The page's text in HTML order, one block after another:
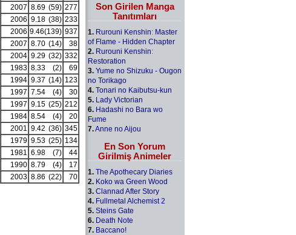
2007 8.69 (59) 277
2006 9.18 (38) 233
2006 9.46(139) 937
2007 8.70 (14)
38
2004 9.29 (32) 332
1983 8.33 (2)
69
1994 9.37 (14) 123
1997 7.54 (4)
30
1997 9.15 (25) 212
1984 8.54 (4)
20
2001 9.42 (36) 345
1979 9.53 (25) 134
1981 6.98 (7)
44
1990 8.79 (4)
17
2003 8.86 (22) 70
Son Girilen Manga
Tanıtımları
1. Rurouni Kenshin: Master
of Flame - Hidden Chapter
2. Rurouni Kenshin:
Restoration
3. Yume no Shizuku - Ougon
no Torikago
4. Tonari no Kaibutsu-kun
5. Lady Victorian
6. Hadashi no Bara wo
Fume
7.Anne no Aijou
En Son Yorum
Girilmiş Animeler
1. The Apothecary Diaries
2. Koko wa Green Wood
3. Clannad After Story
4. Fullmetal Alchemist 2
5. Steins Gate
6. Death Note
7. Baccano!